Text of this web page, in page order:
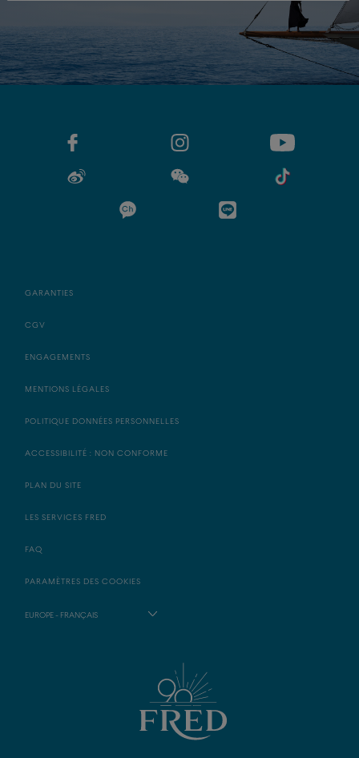
GARANTIES
CGV
ENGAGEMENTS
MENTIONS LÉGALES
POLITIQUE DONNÉES PERSONNELLES
ACCESSIBILITÉ : NON CONFORME
PLAN DU SITE
LES SERVICES FRED
FAQ
PARAMÈTRES DES COOKIES
EUROPE - FRANÇAIS